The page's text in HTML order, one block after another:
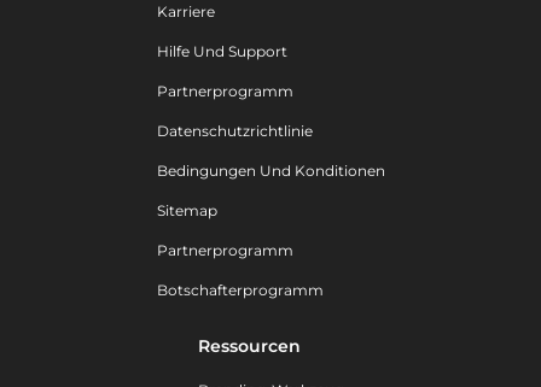
Karriere
Hilfe Und Support
Partnerprogramm
Datenschutzrichtlinie
Bedingungen Und Konditionen
Sitemap
Partnerprogramm
Botschafterprogramm
Ressourcen